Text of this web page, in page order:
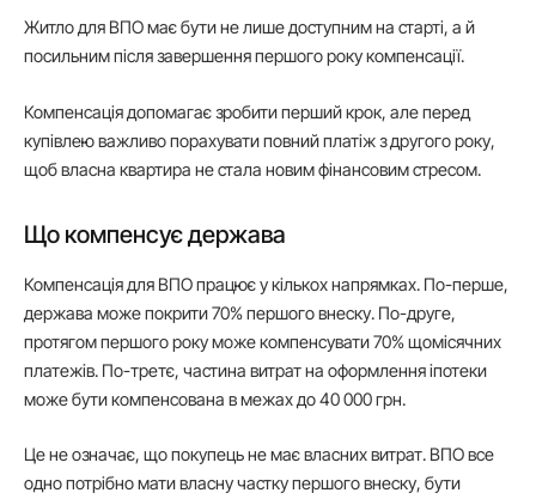
Житло для ВПО має бути не лише доступним на старті, а й
посильним після завершення першого року компенсації.
Компенсація допомагає зробити перший крок, але перед
купівлею важливо порахувати повний платіж з другого року,
щоб власна квартира не стала новим фінансовим стресом.
Що компенсує держава
Компенсація для ВПО працює у кількох напрямках. По-перше,
держава може покрити 70% першого внеску. По-друге,
протягом першого року може компенсувати 70% щомісячних
платежів. По-третє, частина витрат на оформлення іпотеки
може бути компенсована в межах до 40 000 грн.
Це не означає, що покупець не має власних витрат. ВПО все
одно потрібно мати власну частку першого внеску, бути